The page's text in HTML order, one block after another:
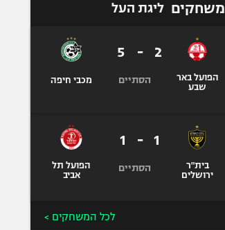
משחקים ליגת העל
הפועל באר
שבע
2
-
5
הסתיים מכבי חיפה
בית"ר
ירושלים
1
-
1
הסתיים
הפועל תל
אביב
לכל המשחקים >